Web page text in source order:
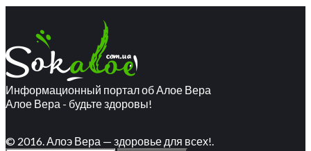
Информационный портал об Алое Вера
Алое Вера - будьте здоровы!
© 2016. Алоэ Вера — здоровье для всех!.